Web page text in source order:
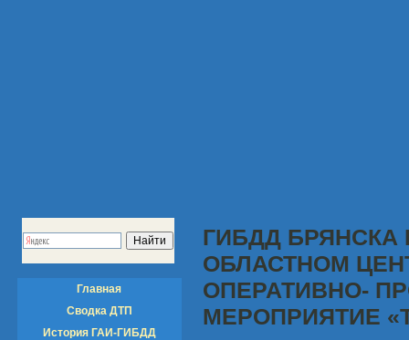
Главная
Сводка ДТП
История ГАИ-ГИБДД
ГИБДД
ОБЛАСТНОМ
ОПЕРАТИВНО-
МЕРОПРИЯТИЕ